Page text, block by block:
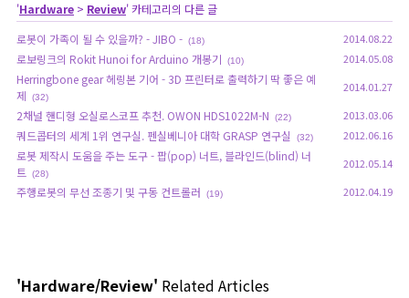
'Hardware > Review' 카테고리의 다른 글
로봇이 가족이 될 수 있을까? - JIBO - (18) 2014.08.22
로보링크의 Rokit Hunoi for Arduino 개봉기 (10) 2014.05.08
Herringbone gear 헤링본 기어 - 3D 프린터로 출력하기 딱 좋은 예
제
(32)
2014.01.27
2채널 핸디형 오실로스코프 추천. OWON HDS1022M-N (22) 2013.03.06
쿼드콥터의 세계 1위 연구실. 펜실베니아 대학 GRASP 연구실 (32) 2012.06.16
로봇 제작시 도움을 주는 도구 - 팝(pop) 너트, 블라인드(blind) 너
트
(28)
2012.05.14
주행로봇의 무선 조종기 및 구동 컨트롤러 (19) 2012.04.19
'Hardware/Review' Related Articles